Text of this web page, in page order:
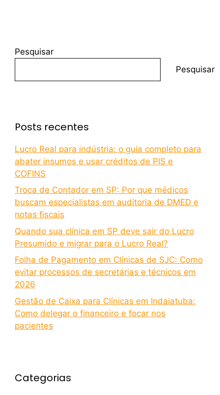
Pesquisar
Pesquisar
Posts recentes
Lucro Real para indústria: o guia completo para
abater insumos e usar créditos de PIS e
COFINS
Troca de Contador em SP: Por que médicos
buscam especialistas em auditoria de DMED e
notas fiscais
Quando sua clínica em SP deve sair do Lucro
Presumido e migrar para o Lucro Real?
Folha de Pagamento em Clínicas de SJC: Como
evitar processos de secretárias e técnicos em
2026
Gestão de Caixa para Clínicas em Indaiatuba:
Como delegar o financeiro e focar nos
pacientes
Categorias